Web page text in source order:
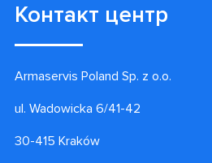
Контакт центр
Armaservis Poland Sp. z o.o.
ul. Wadowicka 6/41-42
30-415 Kraków